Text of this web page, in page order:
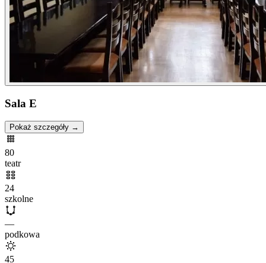
Sala E
Pokaż szczegóły →
80
teatr
24
szkolne
—
podkowa
45